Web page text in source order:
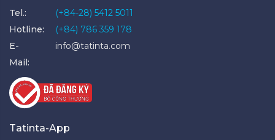
Tel.:
(+84-28) 5412 5011
Hotline:
(+84) 786 359 178
E-
Mail:
info@tatinta.com
Tatinta-App